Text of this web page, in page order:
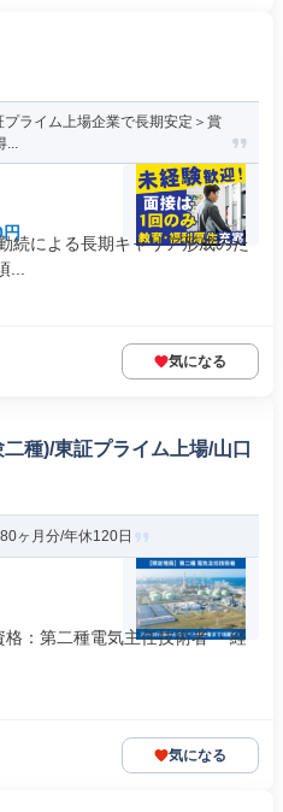
ライム上場企業で長期安定＞賞
...
続による長期キャリア形成のた
気になる
種)/東証プライム上場/山口
ヶ月分/年休120日
：第二種電気主任技術者 ・経
気になる